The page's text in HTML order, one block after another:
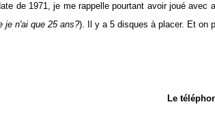
de 1971, je me rappelle pourtant avoir joué avec
je n'ai que 25 ans?). Il y a 5 disques à placer. Et on
Le